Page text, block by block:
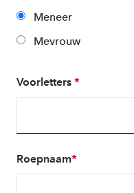
Meneer
Mevrouw
Voorletters *
Roepnaam*